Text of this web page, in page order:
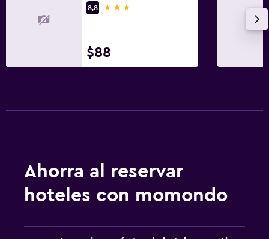
8,8
3 estrellas
$88
Ahorra al reservar
hoteles con momondo